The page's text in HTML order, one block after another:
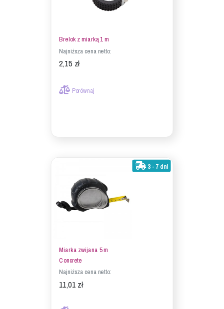
Brelok z miarką 1 m
Najniższa cena netto:
2,15 zł
Porównaj
3 - 7 dni
Miarka zwijana 5 m
Concrete
Najniższa cena netto:
11,01 zł